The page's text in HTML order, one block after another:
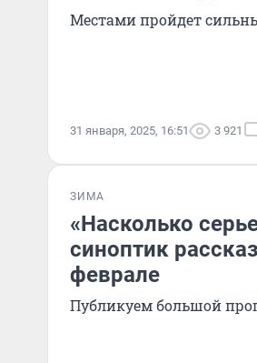
Местами пройдет
31 января, 2025, 16:51 3 921
ЗИМА
«Насколько
синоптик
феврале
Публикуем большой